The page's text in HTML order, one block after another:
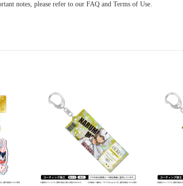
notes, please refer to our FAQ and Terms of Use.